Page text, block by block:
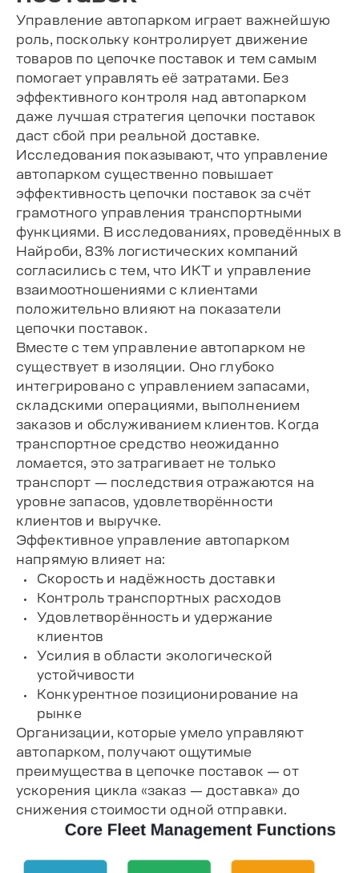
Управление автопарком играет важнейшую
роль, поскольку контролирует движение
товаров по цепочке поставок и тем самым
помогает управлять её затратами. Без
эффективного контроля над автопарком
даже лучшая стратегия цепочки поставок
даст сбой при реальной доставке.
Исследования показывают, что управление
автопарком существенно повышает
эффективность цепочки поставок за счёт
грамотного управления транспортными
функциями. В исследованиях, проведённых в
Найроби, 83% логистических компаний
согласились с тем, что ИКТ и управление
взаимоотношениями с клиентами
положительно влияют на показатели
цепочки поставок.
Вместе с тем управление автопарком не
существует в изоляции. Оно глубоко
интегрировано с управлением запасами,
складскими операциями, выполнением
заказов и обслуживанием клиентов. Когда
транспортное средство неожиданно
ломается, это затрагивает не только
транспорт — последствия отражаются на
уровне запасов, удовлетворённости
клиентов и выручке.
Эффективное управление автопарком
напрямую влияет на:
Скорость и надёжность доставки
Контроль транспортных расходов
Удовлетворённость и удержание
клиентов
Усилия в области экологической
устойчивости
Конкурентное позиционирование на
рынке
Организации, которые умело управляют
автопарком, получают ощутимые
преимущества в цепочке поставок — от
ускорения цикла «заказ — доставка» до
снижения стоимости одной отправки.